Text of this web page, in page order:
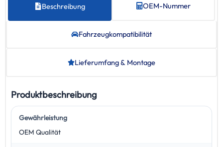
Beschreibung OEM-Nummer
Fahrzeug­kompatibilität
Lieferumfang & Montage
Produktbeschreibung
Gewährleistung
OEM Qualität